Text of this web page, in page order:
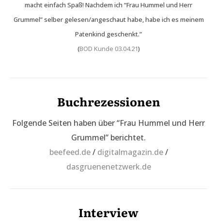
macht einfach Spaß! Nachdem ich “Frau Hummel und Herr
Grummel” selber gelesen/angeschaut habe, habe ich es meinem
Patenkind geschenkt.”
(BOD Kunde 03.04.21)
Buchrezessionen
Folgende Seiten haben über “Frau Hummel und Herr
Grummel” berichtet.
beefeed.de/ digitalmagazin.de/
dasgruenenetzwerk.de
Interview